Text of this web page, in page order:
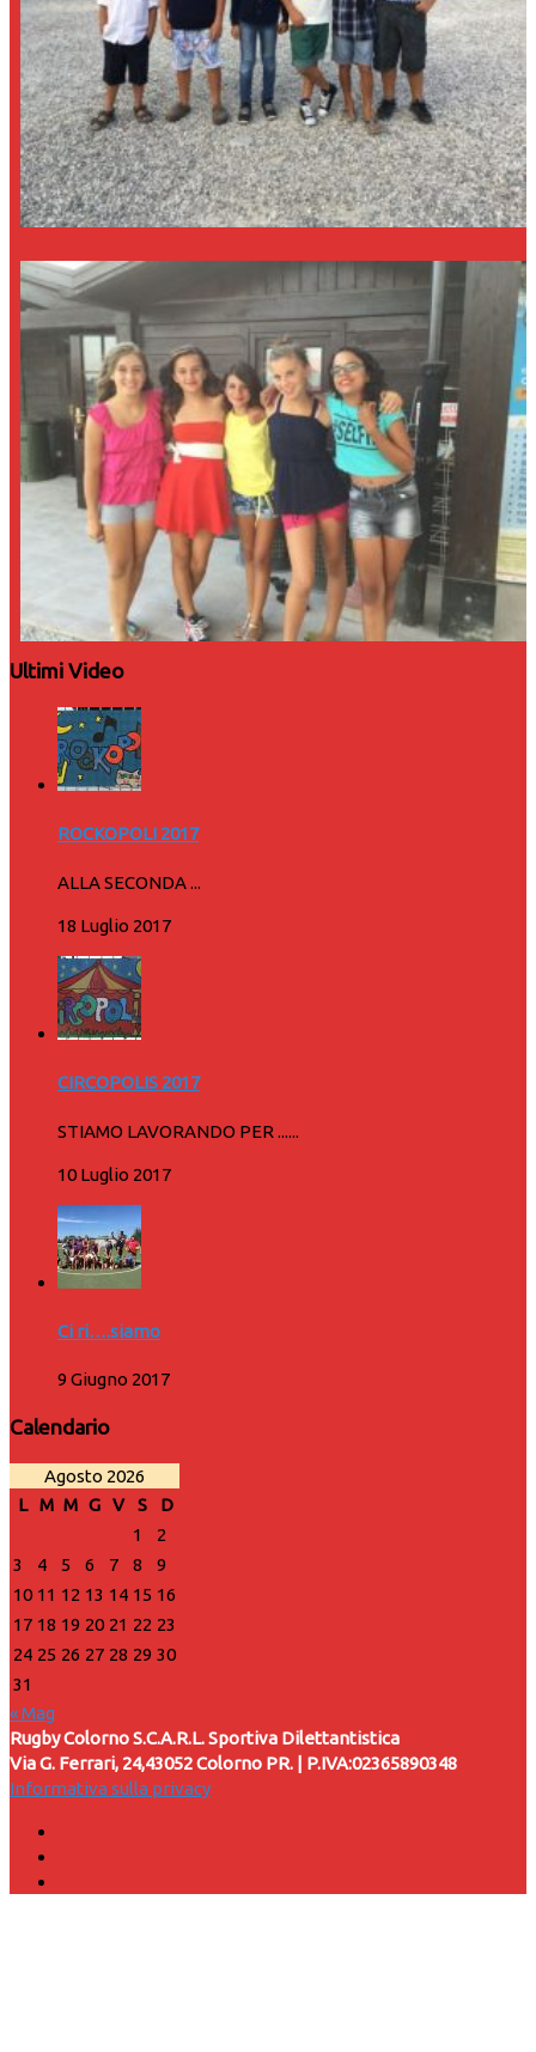
Ultimi Video
ROCKOPOLI 2017
ALLA SECONDA ...
18 Luglio 2017
CIRCOPOLIS 2017
STIAMO LAVORANDO PER ......
10 Luglio 2017
Ci ri….siamo
9 Giugno 2017
Calendario
Agosto 2026
L M M G V S
D
1
2
3
4 5 6 7 8
9
10 11 12 13 14 15 16
17 18 19 20 21 22 23
24 25 26 27 28 29 30
31
« Mag
Rugby Colorno S.C.A.R.L. Sportiva Dilettantistica
Via G. Ferrari, 24,43052 Colorno PR. | P.IVA:02365890348
Informativa sulla privacy